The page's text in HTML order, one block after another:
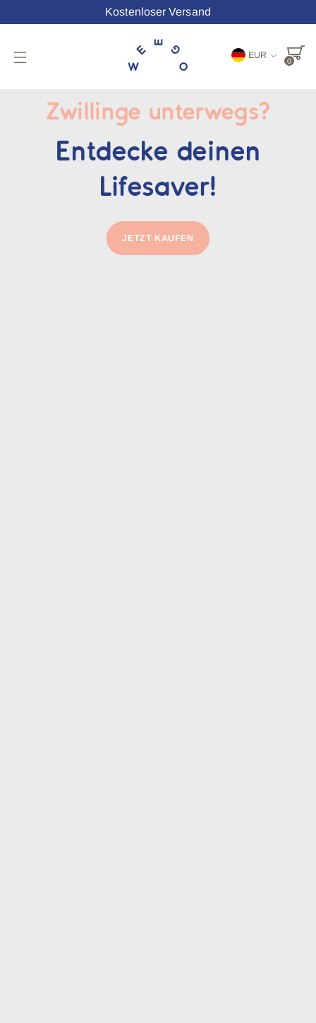
Kostenloser Versand
EUR
0
Zwillinge unterwegs?
Entdecke deinen
Lifesaver!
JETZT KAUFEN